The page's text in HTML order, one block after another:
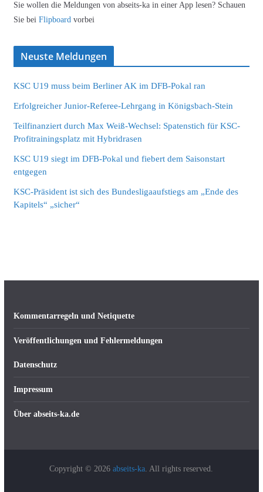
Sie wollen die Meldungen von abseits-ka in einer App lesen? Schauen
Sie bei Flipboard vorbei
Neuste Meldungen
KSC U19 muss beim Berliner AK im DFB-Pokal ran
Erfolgreicher Junior-Referee-Lehrgang in Königsbach-Stein
Teilfinanziert durch Max Weiß-Wechsel: Spatenstich für KSC-
Profitrainingsplatz mit Hybridrasen
KSC U19 siegt im DFB-Pokal und fiebert dem Saisonstart
entgegen
KSC-Präsident ist sich des Bundesligaaufstiegs am „Ende des
Kapitels“ „sicher“
Kommentarregeln und Netiquette
Veröffentlichungen und Fehlermeldungen
Datenschutz
Impressum
Über abseits-ka.de
Copyright © 2026abseits-ka. All rights reserved.